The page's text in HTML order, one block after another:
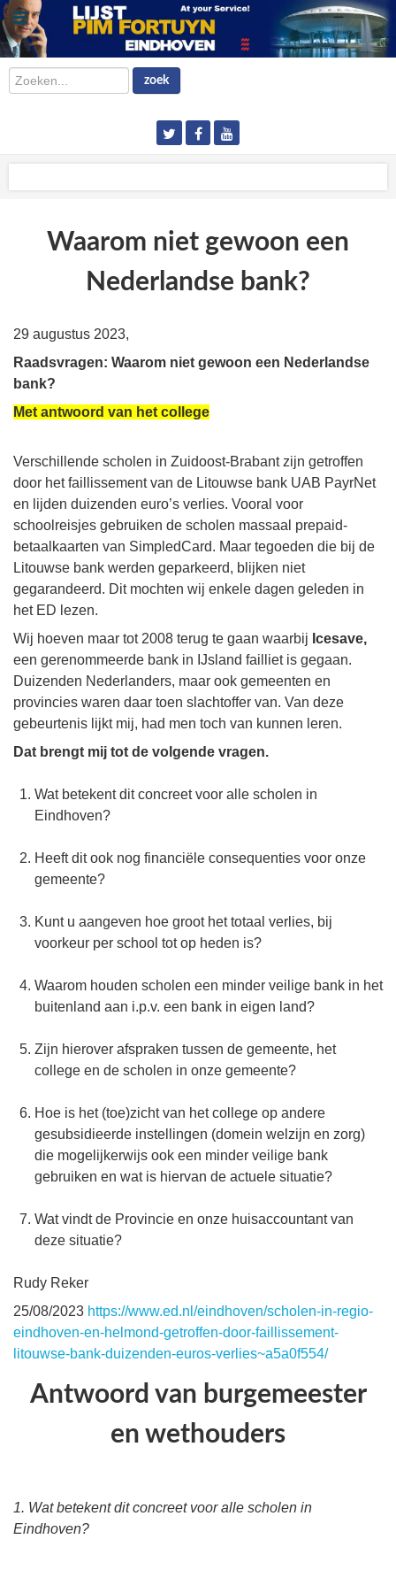
Zoeken... zoek
Waarom niet gewoon een
Nederlandse bank?
29 augustus 2023,
Raadsvragen: Waarom niet gewoon een Nederlandse
bank?
Met antwoord van het college
Verschillende scholen in Zuidoost-Brabant zijn getroffen
door het faillissement van de Litouwse bank UAB PayrNet
en lijden duizenden euro’s verlies. Vooral voor
schoolreisjes gebruiken de scholen massaal prepaid-
betaalkaarten van SimpledCard. Maar tegoeden die bij de
Litouwse bank werden geparkeerd, blijken niet
gegarandeerd. Dit mochten wij enkele dagen geleden in
het ED lezen.
Wij hoeven maar tot 2008 terug te gaan waarbij Icesave,
een gerenommeerde bank in IJsland failliet is gegaan.
Duizenden Nederlanders, maar ook gemeenten en
provincies waren daar toen slachtoffer van. Van deze
gebeurtenis lijkt mij, had men toch van kunnen leren.
Dat brengt mij tot de volgende vragen.
Wat betekent dit concreet voor alle scholen in
Eindhoven?
Heeft dit ook nog financiële consequenties voor onze
gemeente?
Kunt u aangeven hoe groot het totaal verlies, bij
voorkeur per school tot op heden is?
Waarom houden scholen een minder veilige bank in het
buitenland aan i.p.v. een bank in eigen land?
Zijn hierover afspraken tussen de gemeente, het
college en de scholen in onze gemeente?
Hoe is het (toe)zicht van het college op andere
gesubsidieerde instellingen (domein welzijn en zorg)
die mogelijkerwijs ook een minder veilige bank
gebruiken en wat is hiervan de actuele situatie?
Wat vindt de Provincie en onze huisaccountant van
deze situatie?
Rudy Reker
25/08/2023 https://www.ed.nl/eindhoven/scholen-in-regio-
eindhoven-en-helmond-getroffen-door-faillissement-
litouwse-bank-duizenden-euros-verlies~a5a0f554/
Antwoord van burgemeester
en wethouders
1. Wat betekent dit concreet voor alle scholen in
Eindhoven?